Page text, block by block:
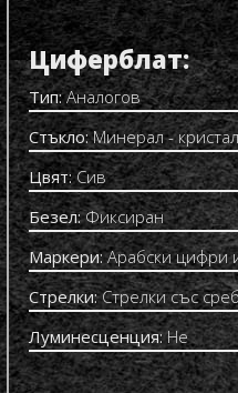
Циферблат:
Тип:Аналогов
Стъкло:Минерал - кристал
Цвят:Сив
Безел:Фиксиран
Маркери:Арабски цифри
Стрелки:Стрелки със
Луминесценция:Не